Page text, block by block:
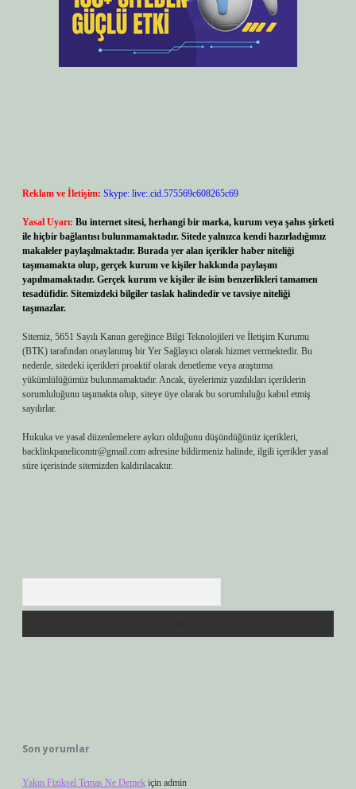
Reklam ve İletişim: Skype: live:.cid.575569c608265c69
Yasal Uyarı: Bu internet sitesi, herhangi bir marka, kurum veya şahıs şirketi
ile hiçbir bağlantısı bulunmamaktadır. Sitede yalnızca kendi hazırladığımız
makaleler paylaşılmaktadır. Burada yer alan içerikler haber niteliği
taşımamakta olup, gerçek kurum ve kişiler hakkında paylaşım
yapılmamaktadır. Gerçek kurum ve kişiler ile isim benzerlikleri tamamen
tesadüfidir. Sitemizdeki bilgiler taslak halindedir ve tavsiye niteliği
taşımazlar.
Sitemiz, 5651 Sayılı Kanun gereğince Bilgi Teknolojileri ve İletişim Kurumu
(BTK) tarafından onaylanmış bir Yer Sağlayıcı olarak hizmet vermektedir. Bu
nedenle, sitedeki içerikleri proaktif olarak denetleme veya araştırma
yükümlülüğümüz bulunmamaktadır. Ancak, üyelerimiz yazdıkları içeriklerin
sorumluluğunu taşımakta olup, siteye üye olarak bu sorumluluğu kabul etmiş
sayılırlar.
Hukuka ve yasal düzenlemelere aykırı olduğunu düşündüğünüz içerikleri,
backlinkpanelicomtr@gmail.com adresine bildirmeniz halinde, ilgili içerikler yasal
süre içerisinde sitemizden kaldırılacaktır.
Son yorumlar
Yakın Fiziksel Temas Ne Demek için admin